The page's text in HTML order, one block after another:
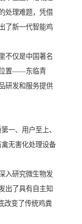
处理难题，凭借
了新一代智能鸡
不仅是中国著名
位置——东临青
研发和服务提供
一、用户至上、
无害化处理设备
入研究微生物发
出了具有自主知
改变了传统鸡粪